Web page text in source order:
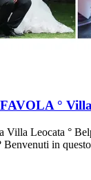
° Villa
Villa Leocata °
Benvenuti in